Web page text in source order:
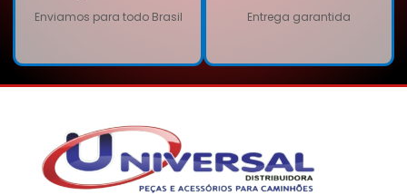
Enviamos para todo Brasil Entrega garantida